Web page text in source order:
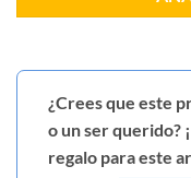
¿Crees que este
o un ser querido?
regalo para este